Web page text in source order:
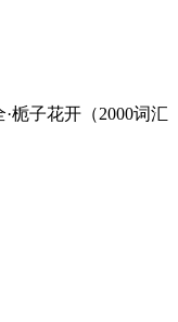
栀子花开（2000词汇